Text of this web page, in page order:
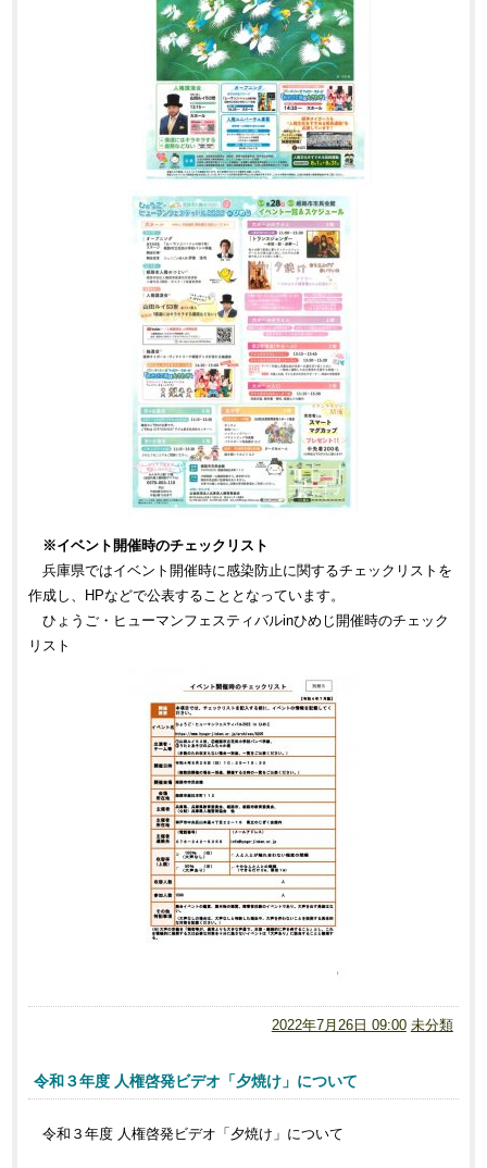
※イベント開催時のチェックリスト
兵庫県ではイベント開催時に感染防止に関するチェックリストを
作成し、HPなどで公表することとなっています。
ひょうご・ヒューマンフェスティバルinひめじ開催時のチェック
リスト
2022年7月26日 09:00 未分類
令和３年度 人権啓発ビデオ「夕焼け」について
令和３年度 人権啓発ビデオ「夕焼け」について